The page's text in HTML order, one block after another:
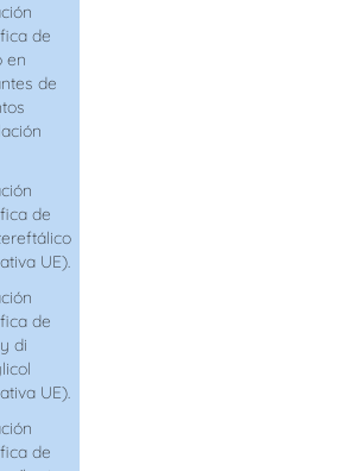
de
en
de
de
UE).
de
di
UE).
de